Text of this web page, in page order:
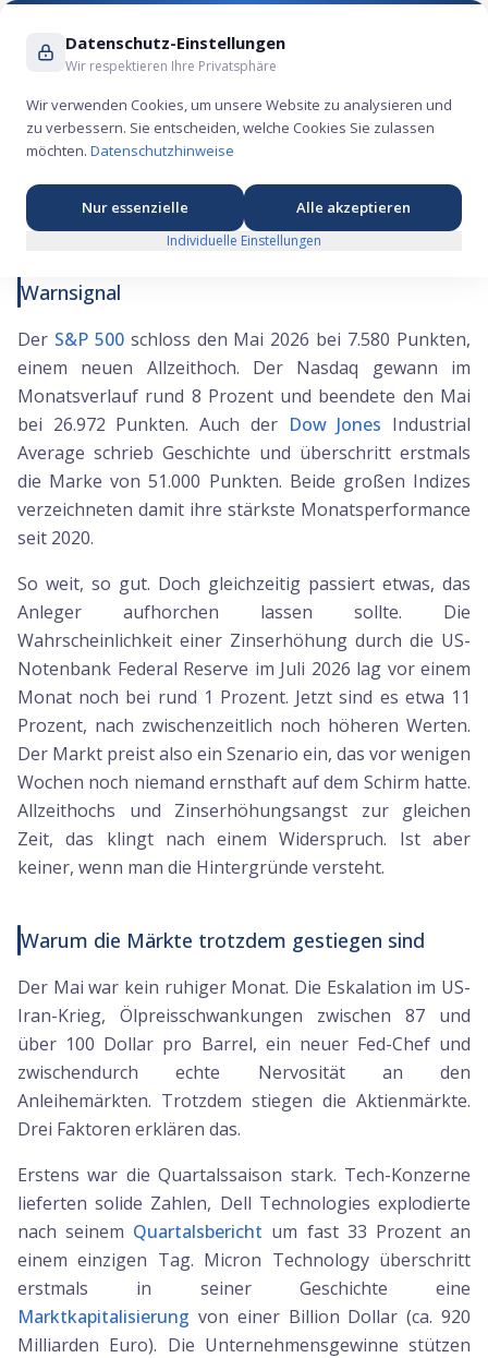
Suche ...
Rekordmärkte und Zinsangst gleichzeitig – wie
passt das zusammen?
Warnsignal
Der S&P 500schloss den Mai 2026 bei 7.580 Punkten,
einem neuen Allzeithoch. Der Nasdaq gewann im
Monatsverlauf rund 8 Prozent und beendete den Mai
bei 26.972 Punkten. Auch der Dow Jones Industrial
Average schrieb Geschichte und überschritt erstmals
die Marke von 51.000 Punkten. Beide großen Indizes
verzeichneten damit ihre stärkste Monatsperformance
seit 2020.
So weit, so gut. Doch gleichzeitig passiert etwas, das
Anleger aufhorchen lassen sollte. Die
Wahrscheinlichkeit einer Zinserhöhung durch die US-
Notenbank Federal Reserve im Juli 2026 lag vor einem
Monat noch bei rund 1 Prozent. Jetzt sind es etwa 11
Prozent, nach zwischenzeitlich noch höheren Werten.
Der Markt preist also ein Szenario ein, das vor wenigen
Wochen noch niemand ernsthaft auf dem Schirm hatte.
Allzeithochs und Zinserhöhungsangst zur gleichen
Zeit, das klingt nach einem Widerspruch. Ist aber
keiner, wenn man die Hintergründe versteht.
Warum die Märkte trotzdem gestiegen sind
Der Mai war kein ruhiger Monat. Die Eskalation im US-
Iran-Krieg, Ölpreisschwankungen zwischen 87 und
über 100 Dollar pro Barrel, ein neuer Fed-Chef und
zwischendurch echte Nervosität an den
Anleihemärkten. Trotzdem stiegen die Aktienmärkte.
Drei Faktoren erklären das.
Erstens war die Quartalssaison stark. Tech-Konzerne
lieferten solide Zahlen, Dell Technologies explodierte
nach seinem Quartalsbericht um fast 33 Prozent an
einem einzigen Tag. Micron Technology überschritt
erstmals in seiner Geschichte eine
Marktkapitalisierung von einer Billion Dollar (ca. 920
Milliarden Euro). Die Unternehmensgewinne stützen
Datenschutz-Einstellungen
Wir respektieren Ihre Privatsphäre
Wir verwenden Cookies, um unsere Website zu analysieren und
zu verbessern. Sie entscheiden, welche Cookies Sie zulassen
möchten. Datenschutzhinweise
Nur essenzielle Alle akzeptieren
Individuelle Einstellungen